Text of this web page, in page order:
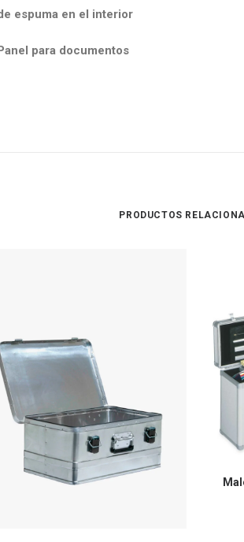
espuma en el interior
para documentos
PRODUCTOS